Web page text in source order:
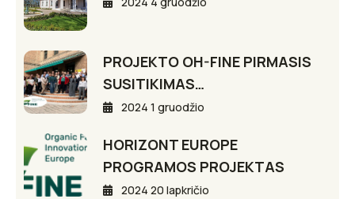
PROJEKTO OH-FINE PIRMASIS
SUSITIKIMAS…
2024 1 gruodžio
HORIZONT EUROPE
PROGRAMOS PROJEKTAS
2024 20 lapkričio